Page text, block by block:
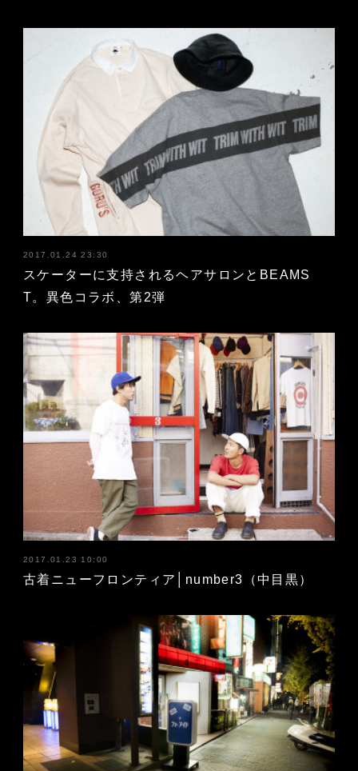
2017.01.24 23:30
スケーターに支持されるヘアサロンとBEAMS
T。異色コラボ、第2弾
2017.01.23 10:00
古着ニューフロンティア│number3（中目黒）